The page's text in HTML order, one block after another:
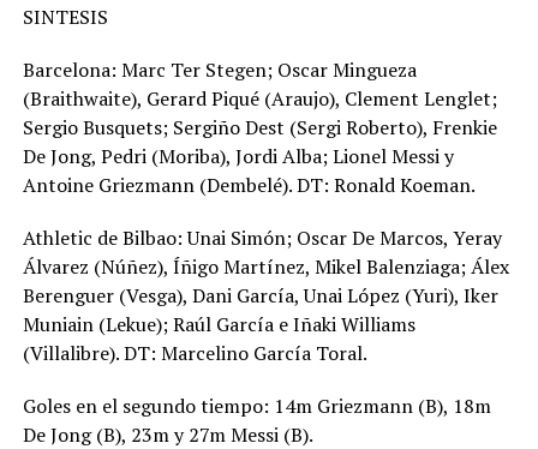
SINTESIS
Barcelona: Marc Ter Stegen; Oscar Mingueza
(Braithwaite), Gerard Piqué (Araujo), Clement Lenglet;
Sergio Busquets; Sergiño Dest (Sergi Roberto), Frenkie
De Jong, Pedri (Moriba), Jordi Alba; Lionel Messi y
Antoine Griezmann (Dembelé). DT: Ronald Koeman.
Athletic de Bilbao: Unai Simón; Oscar De Marcos, Yeray
Álvarez (Núñez), Íñigo Martínez, Mikel Balenziaga; Álex
Berenguer (Vesga), Dani García, Unai López (Yuri), Iker
Muniain (Lekue); Raúl García e Iñaki Williams
(Villalibre). DT: Marcelino García Toral.
Goles en el segundo tiempo: 14m Griezmann (B), 18m
De Jong (B), 23m y 27m Messi (B).